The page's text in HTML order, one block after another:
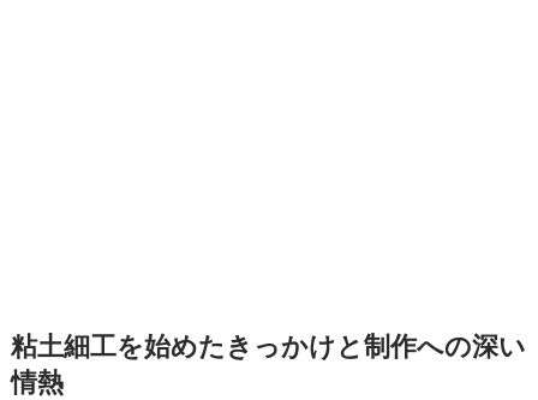
粘土細工を始めたきっかけと制作への深い
情熱